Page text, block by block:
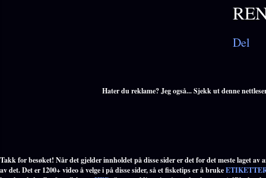
Del
Hater du reklame? Jeg også... Sjekk ut denne
Takk for besøket! Når det gjelder innholdet på disse sider er det for det meste laget
av det. Det er 1200+ video å velge i på disse sider, så et fisketips er å bruke